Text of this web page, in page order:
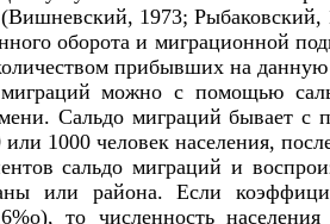
(Вишневский, 1973; Рыбаковский,
оборота и миграционной
прибывших на
миграций можно с помощью
Сальдо миграций бывает
1000 человек населения,
сальдо миграций и
или района. Если
то численность